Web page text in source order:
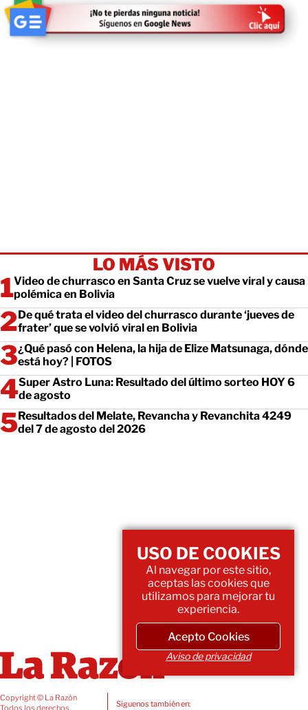
LO MÁS VISTO
Video de churrasco en Santa Cruz se vuelve viral y causa
polémica en Bolivia
De qué trata el video del churrasco durante ‘jueves de
frater’ que se volvió viral en Bolivia
¿Qué pasó con Helena, la hija de Elize Matsunaga, dónde
está hoy? | FOTOS
Super Astro Luna: Resultado del último sorteo HOY 6
de agosto
Resultados del Melate, Revancha y Revanchita 4249
del 7 de agosto del 2026
Copyright © La Razón
Todos los derechos
Siguenos también en:
USO DE COOKIES
Al navegar por este sitio,
aceptas las cookies que
utilizamos para mejorar tu
experiencia.
Acepto Cookies
Aviso de privacidad